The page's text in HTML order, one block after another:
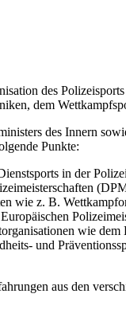
des
dem
des Innern
Punkte:
in der
wie z. B.
wie
und
aus den